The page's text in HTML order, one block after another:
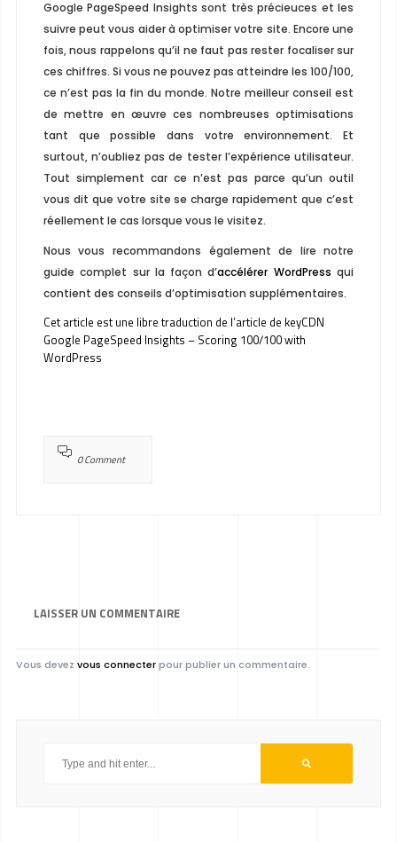
Google PageSpeed ​​Insights sont très précieuces et les
suivre peut vous aider à optimiser votre site. Encore une
fois, nous rappelons qu’il ne faut pas rester focaliser sur
ces chiffres. Si vous ne pouvez pas atteindre les 100/100,
ce n’est pas la fin du monde. Notre meilleur conseil est
de mettre en œuvre ces nombreuses optimisations
tant que possible dans votre environnement. Et
surtout, n’oubliez pas de tester l’expérience utilisateur.
Tout simplement car ce n’est pas parce qu’un outil
vous dit que votre site se charge rapidement que c’est
réellement le cas lorsque vous le visitez.
Nous vous recommandons également de lire notre
guide complet sur ​​la façon d’accélérer WordPress qui
contient des conseils d’optimisation supplémentaires.
Cet article est une libre traduction de l’article de keyCDN
Google PageSpeed Insights – Scoring 100/100 with
WordPress
0 Comment
LAISSER UN COMMENTAIRE
Vous devez vous connecterpour publier un commentaire.